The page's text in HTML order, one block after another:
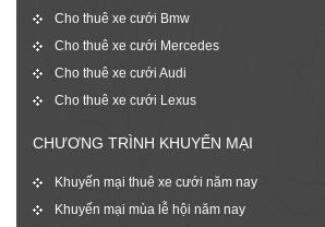
Cho thuê xe cưới Bmw
Cho thuê xe cưới Mercedes
Cho thuê xe cưới Audi
Cho thuê xe cưới Lexus
CHƯƠNG TRÌNH KHUYẾN MẠI
Khuyến mại thuê xe cưới năm nay
Khuyến mại mùa lễ hội năm nay